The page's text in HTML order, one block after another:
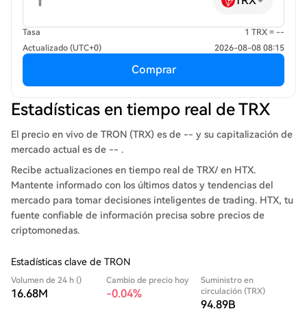
Tasa
1 TRX = --
Actualizado (UTC+0)
2026-08-08 08:15
Comprar
Estadísticas en tiempo real de TRX
El precio en vivo de TRON (TRX) es de -- y su capitalización de
mercado actual es de -- .
Recibe actualizaciones en tiempo real de TRX/ en HTX.
Mantente informado con los últimos datos y tendencias del
mercado para tomar decisiones inteligentes de trading. HTX, tu
fuente confiable de información precisa sobre precios de
criptomonedas.
Estadísticas clave de TRON
Volumen de 24 h ()
16.68M
Cambio de precio hoy
-0.04%
Suministro en
circulación (TRX)
94.89B